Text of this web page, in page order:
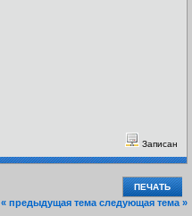
Записан
ПЕЧАТЬ
« предыдущая тема следующая тема »